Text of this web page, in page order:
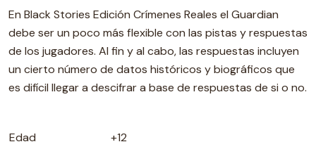
En Black Stories Edición Crímenes Reales el Guardian
debe ser un poco más flexible con las pistas y respuestas
de los jugadores. Al fin y al cabo, las respuestas incluyen
un cierto número de datos históricos y biográficos que
es difícil llegar a descifrar a base de respuestas de si o no.
Edad
+12